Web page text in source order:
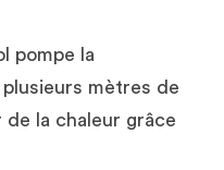
pompe la
mètres de
la chaleur grâce